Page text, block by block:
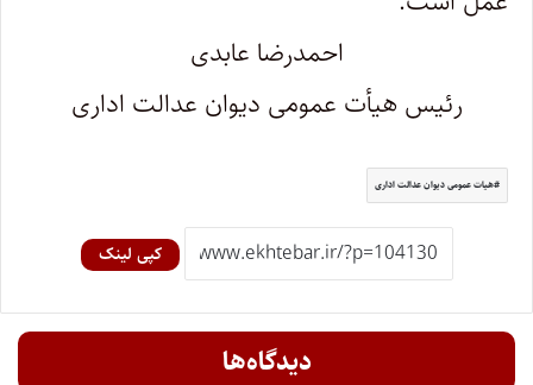
احمدرضا عابدی
رئیس هیأت عمومی دیوان عدالت اداری
هیات عمومی دیوان عدالت اداری
کپی لینک
دیدگاه‌ها